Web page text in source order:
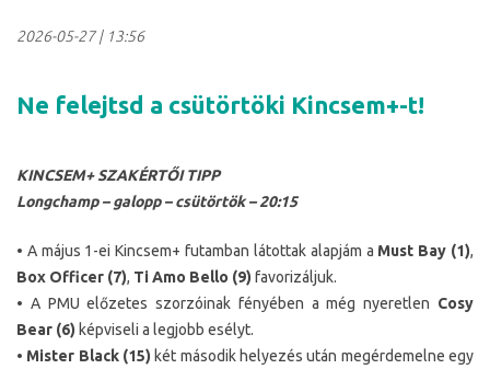
2026-05-27| 13:56
Ne felejtsd a csütörtöki Kincsem+-t!
KINCSEM+ SZAKÉRTŐI TIPP
Longchamp – galopp – csütörtök – 20:15
• A május 1-ei Kincsem+ futamban látottak alapjám a Must Bay (1),
Box Officer (7), Ti Amo Bello (9) favorizáljuk.
• A PMU előzetes szorzóinak fényében a még nyeretlen Cosy
Bear (6) képviseli a legjobb esélyt.
• Mister Black (15) két második helyezés után megérdemelne egy